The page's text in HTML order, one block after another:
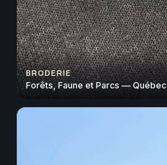
BRODERIE
Forêts, Faune et Parcs — Québec